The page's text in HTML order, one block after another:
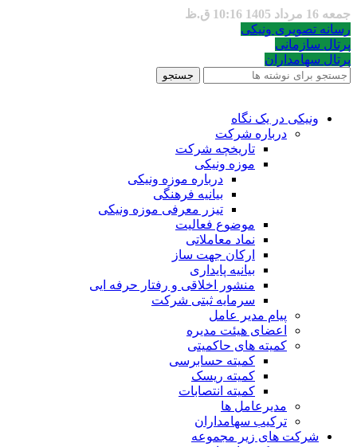
جمعه 16 مرداد 1405 10:16 ق.ظ
رسانه تصویری ونیکی
پرتال سازمانی
پرتال سهامداران
جستجو
ونیکی در یک نگاه
درباره شرکت
تاریخچه شرکت
موزه ونیکی
درباره موزه ونیکی
بیانیه فرهنگی
تیزر معرفی موزه ونیکی
موضوع فعالیت
نماد معاملاتی
ارکان جهت ساز
بیانیه پایداری
منشور اخلاقی و رفتار حرفه ایی
سرمایه ثبتی شرکت
پیام مدیر عامل
اعضای هیئت مدیره
کمیته های حاکمیتی
کمیته حسابرسی
کمیته ریسک
کمیته انتصابات
مدیرعامل ها
ترکیب سهامداران
شرکت های زیر مجموعه